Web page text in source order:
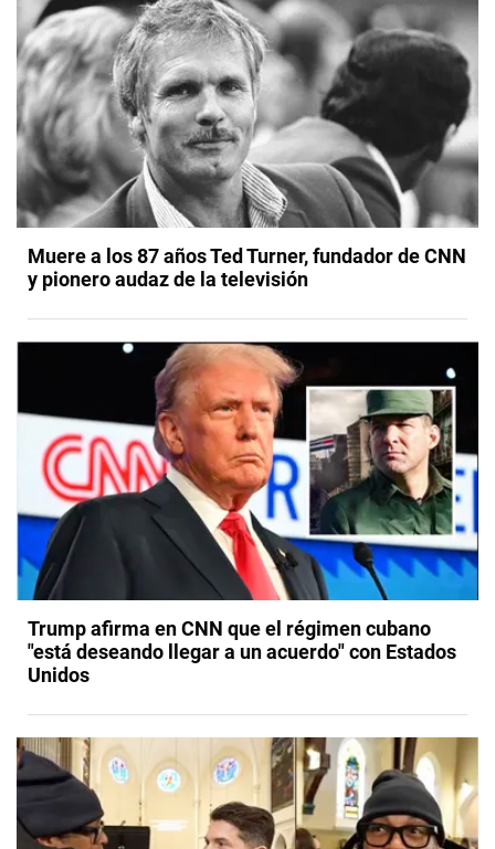
Muere a los 87 años Ted Turner, fundador de CNN
y pionero audaz de la televisión
Trump afirma en CNN que el régimen cubano
"está deseando llegar a un acuerdo" con Estados
Unidos